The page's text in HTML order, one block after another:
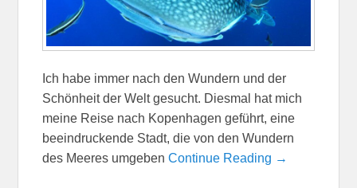
Ich habe immer nach den Wundern und der
Schönheit der Welt gesucht. Diesmal hat mich
meine Reise nach Kopenhagen geführt, eine
beeindruckende Stadt, die von den Wundern
des Meeres umgebenContinue Reading →